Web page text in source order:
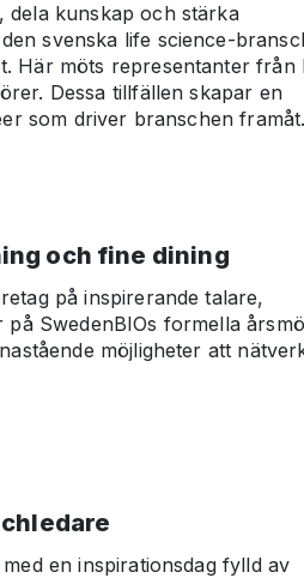
dela kunskap och stärka
svenska life science-
Här möts representanter från
Dessa tillfällen skapar en
som driver branschen framåt.
och fine dining
på inspirerande talare,
SwedenBIOs formella
möjligheter att
en inspirationsdag fylld av